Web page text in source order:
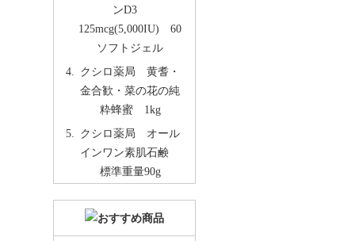
ンD3
125mcg(5,000IU) 60
ソフトジェル
クシロ薬局 黄耆・
金合歓・菜の花の純
粋蜂蜜 1kg
クシロ薬局 オール
インワン素肌石鹸
標準重量90g